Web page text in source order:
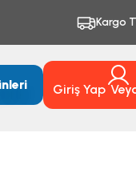
Kargo
Giriş Yap